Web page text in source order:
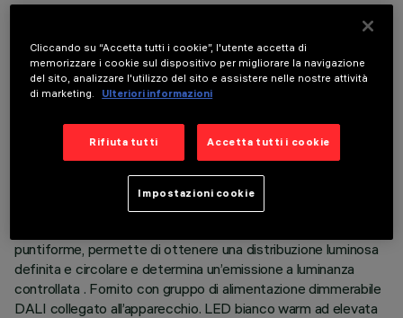
DESCRIZIONE
Apparecchio rettangolare ad incasso con sorgenti LED. Vano
perimetrale di battuta. Il corpo lineare a 10 celle luminose, in
alluminio pressofuso, permette di indirizzare l’emissione con
alta definizione in termoplastico metallizzato, integrate in
posizione arretrata nello schermo antiabbagliamento nero; la
puntiforme, permette di ottenere una distribuzione luminosa
definita e circolare e determina un’emissione a luminanza
controllata . Fornito con gruppo di alimentazione dimmerabile
DALI collegato all’apparecchio. LED bianco warm ad elevata
Cliccando su “Accetta tutti i cookie”, l'utente accetta di
memorizzare i cookie sul dispositivo per migliorare la navigazione
del sito, analizzare l'utilizzo del sito e assistere nelle nostre attività
di marketing.
Ulteriori informazioni
Rifiuta tutti Accetta tutti i cookie
Impostazioni cookie